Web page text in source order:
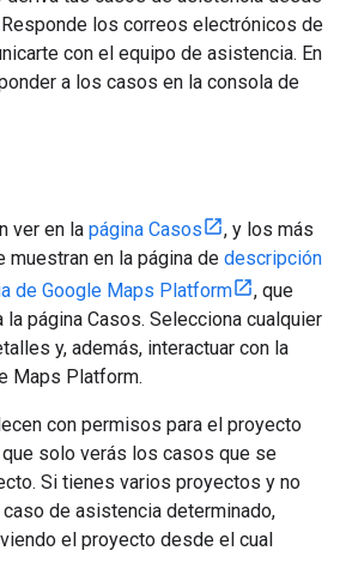
los correos electrónicos de
con el equipo de asistencia. En
a los casos en la consola de
ver en la página Casos
, y los más
en la página de descripción
de Google Maps Platform
, que
la página Casos. Selecciona cualquier
y, además, interactuar con la
Maps Platform.
con permisos para el proyecto
solo verás los casos que se
Si tienes varios proyectos y no
de asistencia determinado,
el proyecto desde el cual